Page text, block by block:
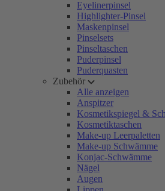
Eyelinerpinsel
Highlighter-Pinsel
Maskenpinsel
Pinselsets
Pinseltaschen
Puderpinsel
Puderquasten
Zubehör
Alle anzeigen
Anspitzer
Kosmetikspiegel &
Kosmetiktaschen
Make-up Leerpaletten
Make-up Schwämme
Konjac-Schwämme
Nägel
Augen